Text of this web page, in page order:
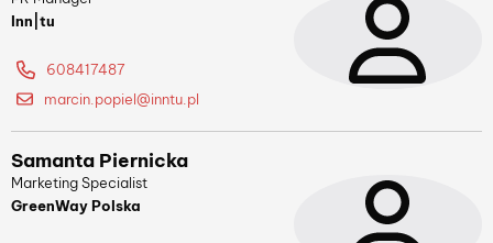
Inn|tu
608417487
marcin.popiel@inntu.pl
Samanta Piernicka
Marketing Specialist
GreenWay Polska